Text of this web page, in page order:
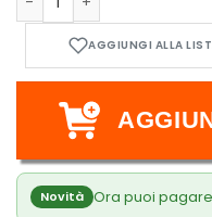
Funko POP! Television:
Novità Ora puoi